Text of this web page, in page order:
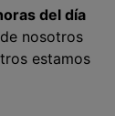
del día
nosotros
estamos